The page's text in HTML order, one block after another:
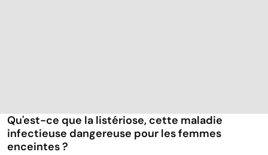
Qu'est-ce que la listériose, cette maladie
infectieuse dangereuse pour les femmes
enceintes ?